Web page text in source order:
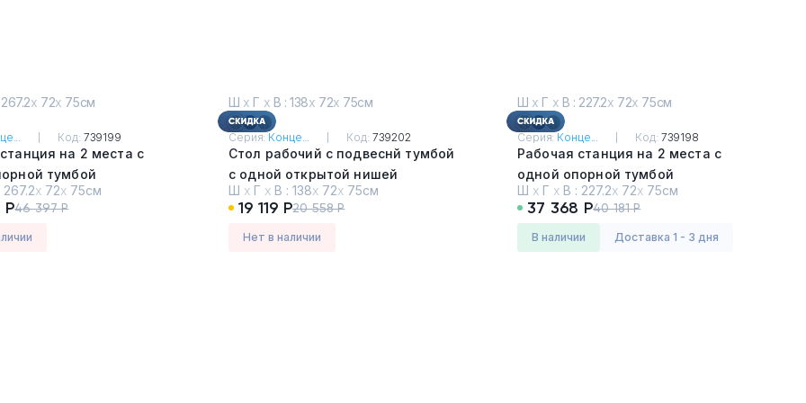
х 72х 75см
Код: 739199
на 2 места с
тумбой
- Белый
267.2х 72х 75см
Р46 397 Р
Ш х Г х В : 138х 72х 75см
Серия: Конце... Код: 739202
Стол рабочий с подвеснй тумбой
с одной открытой нишей
Дуб Винченцо - Белый
Ш х Г х В : 138х 72х 75см
19 119 Р20 558 Р
Нет в наличии
Ш х Г х В : 227.2х 72х 75см
Серия: Конце... Код: 739198
Рабочая станция на 2 места с
одной опорной тумбой
Дуб Винченцо - Белый
Ш х Г х В : 227.2х 72х 75см
37 368 Р40 181 Р
в наличии Доставка 1 - 3 дня